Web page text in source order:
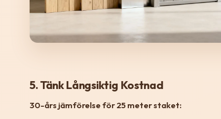
5. Tänk Långsiktig Kostnad
30-års jämförelse för 25 meter staket: